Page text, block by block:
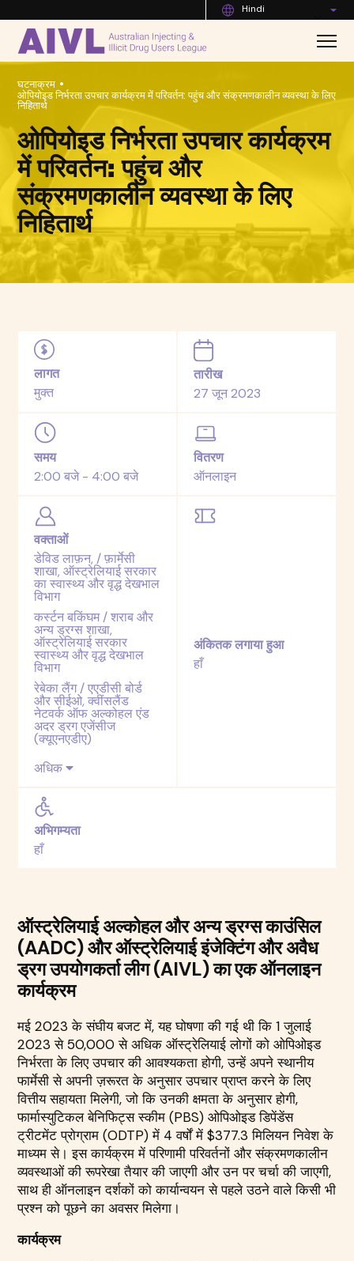
Hindi
घटनाक्रम •
ओपियोइड निर्भरता उपचार कार्यक्रम में परिवर्तन: पहुंच और संक्रमणकालीन व्यवस्था के लिए
निहितार्थ
ओपियोइड निर्भरता उपचार कार्यक्रम
में परिवर्तन: पहुंच और
संक्रमणकालीन व्यवस्था के लिए
निहितार्थ
लागत
मुक्त
तारीख
27 जून 2023
समय
2:00 बजे - 4:00 बजे
वितरण
ऑनलाइन
वक्ताओं
डेविड लाफ़न, / फ़ार्मेसी
शाखा, ऑस्ट्रेलियाई सरकार
का स्वास्थ्य और वृद्ध देखभाल
विभाग
कर्स्टन बकिंघम / शराब और
अन्य ड्रग्स शाखा,
ऑस्ट्रेलियाई सरकार
स्वास्थ्य और वृद्ध देखभाल
विभाग
रेबेका लैंग / एएडीसी बोर्ड
और सीईओ, क्वींसलैंड
नेटवर्क ऑफ अल्कोहल एंड
अदर ड्रग एजेंसीज
(क्यूएनएडीए)
अधिक
अंकितक लगाया हुआ
हाँ
अभिगम्यता
हाँ
ऑस्ट्रेलियाई अल्कोहल और अन्य ड्रग्स काउंसिल
(AADC) और ऑस्ट्रेलियाई इंजेक्टिंग और अवैध
ड्रग उपयोगकर्ता लीग (AIVL) का एक ऑनलाइन
कार्यक्रम
मई 2023 के संघीय बजट में, यह घोषणा की गई थी कि 1 जुलाई
2023 से 50,000 से अधिक ऑस्ट्रेलियाई लोगों को ओपिओइड
निर्भरता के लिए उपचार की आवश्यकता होगी, उन्हें अपने स्थानीय
फार्मेसी से अपनी ज़रूरत के अनुसार उपचार प्राप्त करने के लिए
वित्तीय सहायता मिलेगी, जो कि उनकी क्षमता के अनुसार होगी,
फार्मास्युटिकल बेनिफिट्स स्कीम (PBS) ओपिओइड डिपेंडेंस
ट्रीटमेंट प्रोग्राम (ODTP) में 4 वर्षों में $377.3 मिलियन निवेश के
माध्यम से। इस कार्यक्रम में परिणामी परिवर्तनों और संक्रमणकालीन
व्यवस्थाओं की रूपरेखा तैयार की जाएगी और उन पर चर्चा की जाएगी,
साथ ही ऑनलाइन दर्शकों को कार्यान्वयन से पहले उठने वाले किसी भी
प्रश्न को पूछने का अवसर मिलेगा।
कार्यक्रम